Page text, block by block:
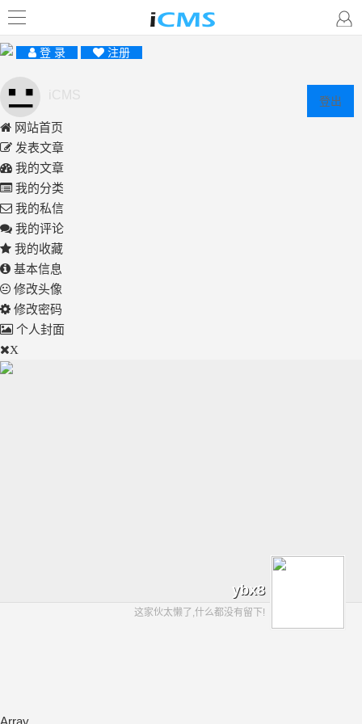
登 录 注册
登出
网站首页
发表文章
我的文章
我的分类
我的私信
我的评论
我的收藏
基本信息
修改头像
修改密码
个人封面
X
ybx8
这家伙太懒了,什么都没有留下!
Array